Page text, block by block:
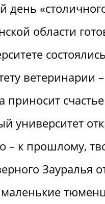
день
области
ветеринарии
приносит счастье
университет
– к прошлому,
Зауралья